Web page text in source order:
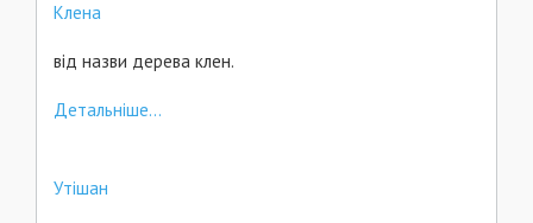
Клена
від назви дерева клен.
Детальніше...
Утішан